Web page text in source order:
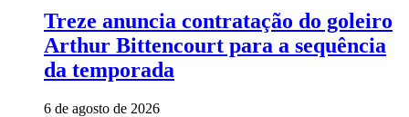
Treze anuncia contratação do goleiro
Arthur Bittencourt para a sequência
da temporada
6 de agosto de 2026